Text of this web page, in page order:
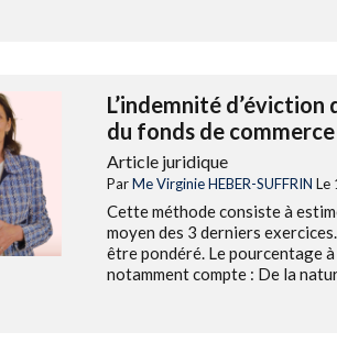
L’indemnité
du fonds de
Article juridique
ParMe Virginie HEBER-SUFFRIN Le
Cette méthode consiste à
moyen des 3 derniers
être pondéré. Le pourcentage
notamment compte : De la